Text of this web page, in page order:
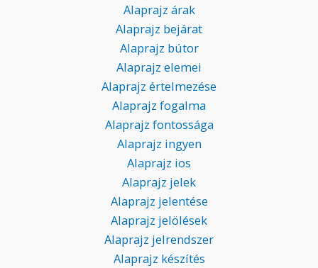
Alaprajz árak
Alaprajz bejárat
Alaprajz bútor
Alaprajz elemei
Alaprajz értelmezése
Alaprajz fogalma
Alaprajz fontossága
Alaprajz ingyen
Alaprajz ios
Alaprajz jelek
Alaprajz jelentése
Alaprajz jelölések
Alaprajz jelrendszer
Alaprajz készítés